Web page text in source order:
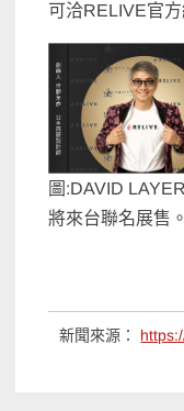
可洽RELIVE官
圖:DAVID
將來台聯名展售
新聞來源：